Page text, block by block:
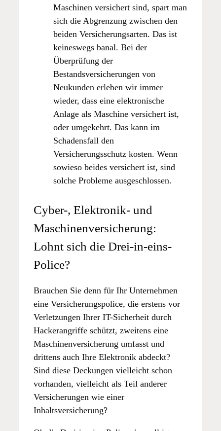
Maschinen versichert sind, spart man
sich die Abgrenzung zwischen den
beiden Versicherungsarten. Das ist
keineswegs banal. Bei der
Überprüfung der
Bestandsversicherungen von
Neukunden erleben wir immer
wieder, dass eine elektronische
Anlage als Maschine versichert ist,
oder umgekehrt. Das kann im
Schadensfall den
Versicherungsschutz kosten. Wenn
sowieso beides versichert ist, sind
solche Probleme ausgeschlossen.
Cyber-, Elektronik- und
Maschinenversicherung:
Lohnt sich die Drei-in-eins-
Police?
Brauchen Sie denn für Ihr Unternehmen
eine Versicherungspolice, die erstens vor
Verletzungen Ihrer IT-Sicherheit durch
Hackerangriffe schützt, zweitens eine
Maschinenversicherung umfasst und
drittens auch Ihre Elektronik abdeckt?
Sind diese Deckungen vielleicht schon
vorhanden, vielleicht als Teil anderer
Versicherungen wie einer
Inhaltsversicherung?